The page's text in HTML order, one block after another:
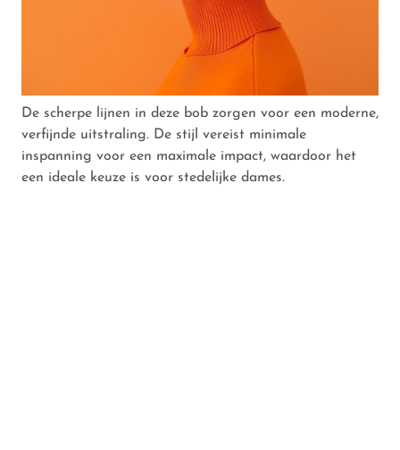
De scherpe lijnen in deze bob zorgen voor een moderne,
verfijnde uitstraling. De stijl vereist minimale
inspanning voor een maximale impact, waardoor het
een ideale keuze is voor stedelijke dames.